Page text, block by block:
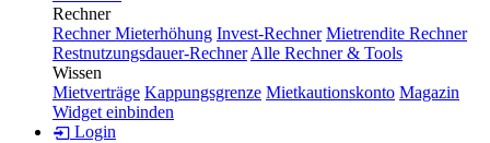
Rechner
Rechner Mieterhöhung Invest-Rechner Mietrendite Rechner
Restnutzungsdauer-Rechner Alle Rechner & Tools
Wissen
Mietverträge Kappungsgrenze Mietkautionskonto Magazin
Widget einbinden
Login